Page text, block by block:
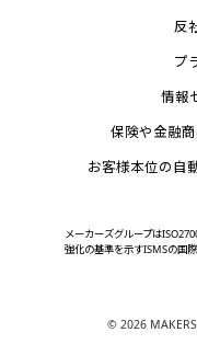
反
プ
情報
保険や金融
お客様本位の自
メーカーズグループは
強化の基準を示すISMSの国
© 2026